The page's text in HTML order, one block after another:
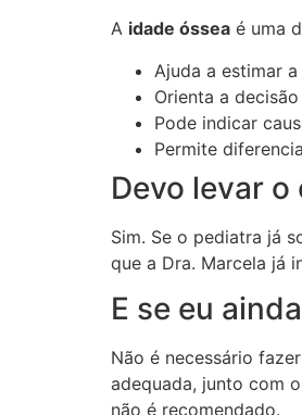
A idade óssea é uma
Ajuda a estimar
Orienta a
Pode indicar
Permite
Devo levar o
Sim. Se o pediatra já
que a Dra. Marcela já
E se eu
Não é necessário
adequada, junto com
não é recomendado.